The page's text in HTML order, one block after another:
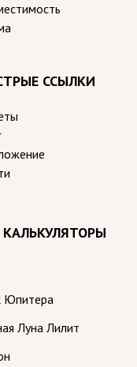
ССЫЛКИ
Юпитера
Луна Лилит